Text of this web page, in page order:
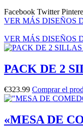
Facebook Twitter
VER MÁS DISEÑOS
VER MÁS DISEÑOS
PACK DE 2
€323.99 Comprar el
«MESA DE